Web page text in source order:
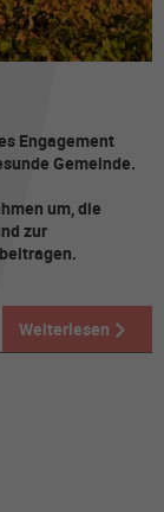
Engagement
Gemeinde.
um, die
zur
Weiterlesen